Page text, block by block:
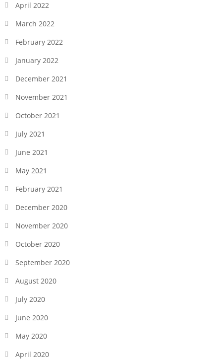
April 2022
March 2022
February 2022
January 2022
December 2021
November 2021
October 2021
July 2021
June 2021
May 2021
February 2021
December 2020
November 2020
October 2020
September 2020
August 2020
July 2020
June 2020
May 2020
April 2020